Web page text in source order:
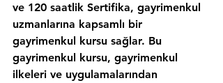
ve 120 saatlik Sertifika, gayrimenkul
uzmanlarına kapsamlı bir
gayrimenkul kursu sağlar. Bu
gayrimenkul kursu, gayrimenkul
ilkeleri ve uygulamalarından